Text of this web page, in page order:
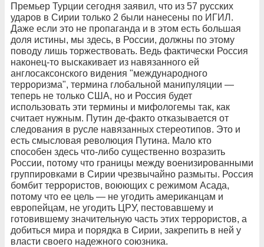
Премьер Турции сегодня заявил, что из 57 русских
ударов в Сирии только 2 были нанесены по ИГИЛ.
Даже если это не пропаганда и в этом есть большая
доля истины, мы здесь, в России, должны по этому
поводу лишь торжествовать. Ведь фактически Россия
наконец-то выскакивает из навязанного ей
англосаксонского видения "международного
терроризма", термина глобальной манипуляции —
теперь не только США, но и Россия будет
использовать эти термины и мифологемы так, как
считает нужным. Путин де-факто отказывается от
следования в русле навязанных стереотипов. Это и
есть смысловая революция Путина. Мало кто
способен здесь что-либо существенно возразить
России, потому что границы между военизированными
группировками в Сирии чрезвычайно размыты. Россия
бомбит террористов, воюющих с режимом Асада,
потому что ее цель — не угодить американцам и
европейцам, не угодить ЦРУ, пестовавшему и
готовившему значительную часть этих террористов, а
добиться мира и порядка в Сирии, закрепить в ней у
власти своего надежного союзника.